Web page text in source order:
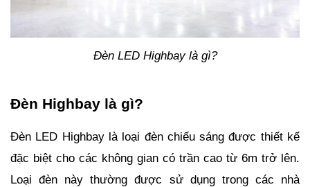
Đèn LED Highbay là gì?
Đèn Highbay là gì?
Đèn LED Highbay là loại đèn chiếu sáng được thiết kế
đặc biệt cho các không gian có trần cao từ 6m trở lên.
Loại đèn này thường được sử dụng trong các nhà